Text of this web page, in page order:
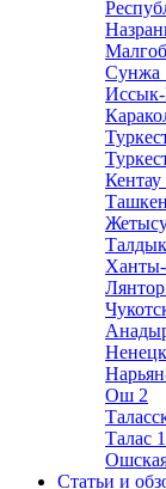
Сунжа
Иссык-
Кентау
Лянтор
Ош 2
Талас 1
Статьи и